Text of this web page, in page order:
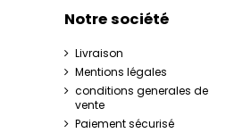
Notre société
Livraison
Mentions légales
conditions generales de
vente
Paiement sécurisé